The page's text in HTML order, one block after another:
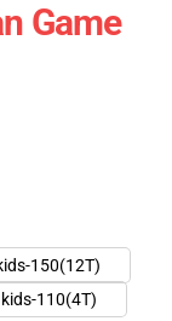
Game
150(12T)
kids-110(4T)